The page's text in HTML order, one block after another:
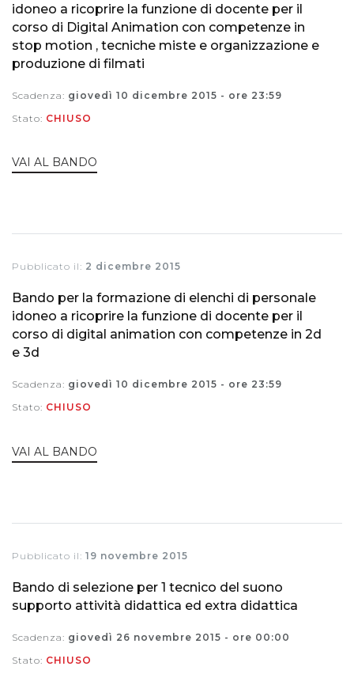
idoneo a ricoprire la funzione di docente per il
corso di Digital Animation con competenze in
stop motion , tecniche miste e organizzazione e
produzione di filmati
Scadenza: giovedì 10 dicembre 2015 - ore 23:59
Stato: CHIUSO
VAI AL BANDO
Pubblicato il: 2 dicembre 2015
Bando per la formazione di elenchi di personale
idoneo a ricoprire la funzione di docente per il
corso di digital animation con competenze in 2d
e 3d
Scadenza: giovedì 10 dicembre 2015 - ore 23:59
Stato: CHIUSO
VAI AL BANDO
Pubblicato il: 19 novembre 2015
Bando di selezione per 1 tecnico del suono
supporto attività didattica ed extra didattica
Scadenza: giovedì 26 novembre 2015 - ore 00:00
Stato: CHIUSO